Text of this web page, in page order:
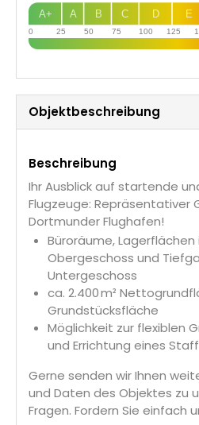
0 25 50 75 100 125
E
D
C
B
A
A+
Objekt­beschreibung
Beschreibung
Ihr Ausblick auf startende
Flugzeuge: Repräsentativer
Dortmunder Flughafen!
Büroräume, Lagerflächen
Obergeschoss und
Untergeschoss
ca. 2.400 m²
Grundstücksfläche
Möglichkeit zur flexiblen
und Errichtung eines
Gerne senden wir Ihnen
und Daten des Objektes zu
Fragen. Fordern Sie einfach